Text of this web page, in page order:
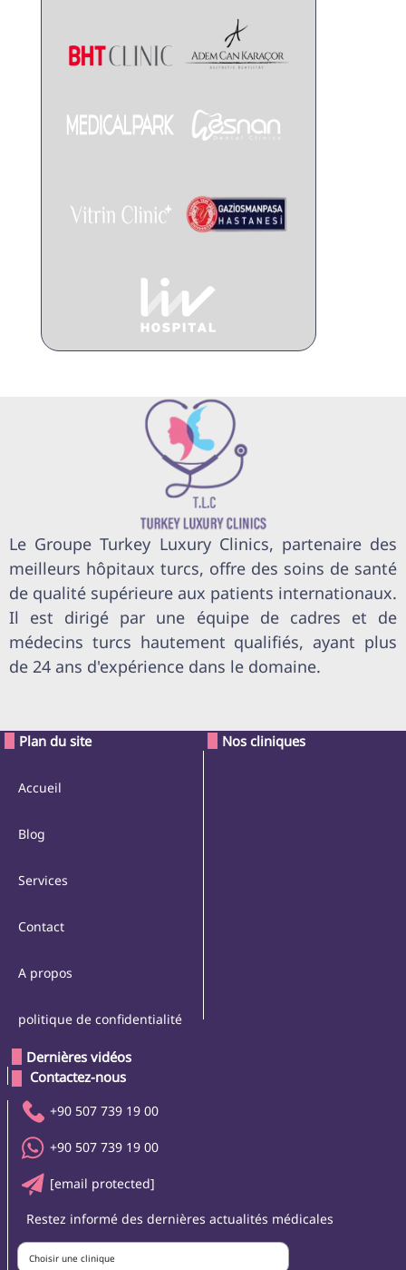
Le Groupe Turkey Luxury Clinics, partenaire des
meilleurs hôpitaux turcs, offre des soins de santé
de qualité supérieure aux patients internationaux.
Il est dirigé par une équipe de cadres et de
médecins turcs hautement qualifiés, ayant plus
de 24 ans d'expérience dans le domaine.
Plan du site
Accueil
Blog
Services
Contact
A propos
politique de confidentialité
Nos cliniques
Dernières vidéos
Contactez-nous
+90 507 739 19 00
+90 507 739 19 00
[email protected]
Restez informé des dernières actualités médicales
Choisir une clinique